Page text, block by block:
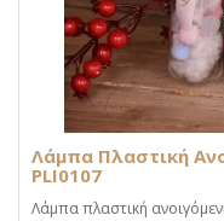
Λάμπα Πλαστική
PLI0107
Λάμπα πλαστική